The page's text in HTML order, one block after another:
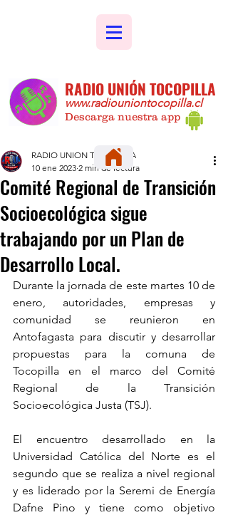
RADIO UNIÓN TOCOPILLA
www.radiouniontocopilla.cl
Descarga nuestra app
Comité Regional de Transición
Socioecológica sigue
trabajando por un Plan de
Desarrollo Local.
RADIO UNION TOCOPILLA
10 ene 2023 2 min de lectura
Durante la jornada de este martes 10 de
enero, autoridades, empresas y
comunidad se reunieron en
Antofagasta para discutir y desarrollar
propuestas para la comuna de
Tocopilla en el marco del Comité
Regional de la Transición
Socioecológica Justa (TSJ).
El encuentro desarrollado en la
Universidad Católica del Norte es el
segundo que se realiza a nivel regional
y es liderado por la Seremi de Energía
Dafne Pino y tiene como objetivo